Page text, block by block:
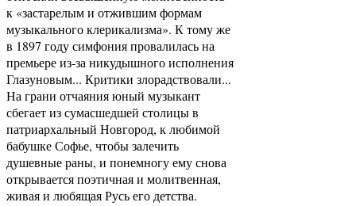
к «застарелым и отжившим формам
музыкального клерикализма». К тому же
в 1897 году симфония провалилась на
премьере из-за никудышного исполнения
Глазуновым... Критики злорадствовали...
На грани отчаяния юный музыкант
сбегает из сумасшедшей столицы в
патриархальный Новгород, к любимой
бабушке Софье, чтобы залечить
душевные раны, и понемногу ему снова
открывается поэтичная и молитвенная,
живая и любящая Русь его детства.